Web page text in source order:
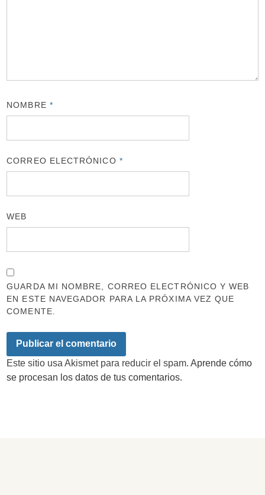
NOMBRE *
CORREO ELECTRÓNICO *
WEB
GUARDA MI NOMBRE, CORREO ELECTRÓNICO Y WEB
EN ESTE NAVEGADOR PARA LA PRÓXIMA VEZ QUE
COMENTE.
Este sitio usa Akismet para reducir el spam.Aprende cómo
se procesan los datos de tus comentarios.